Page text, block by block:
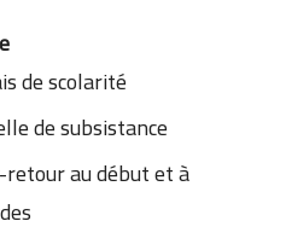
de scolarité
de subsistance
au début et à